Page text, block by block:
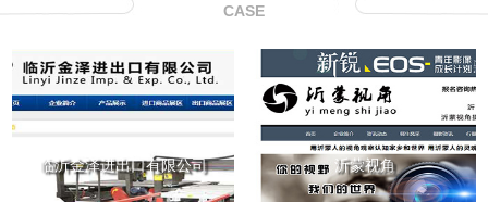
CASE
临沂金泽进出口有限公司 沂蒙视角